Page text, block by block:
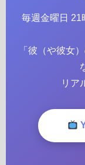
毎週金曜日 21
「彼（や彼女
リア